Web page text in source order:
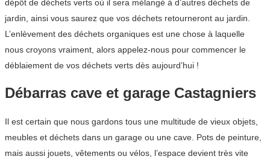
dépôt de déchets verts où il sera mélangé à d’autres déchets de
jardin, ainsi vous saurez que vos déchets retourneront au jardin.
L’enlèvement des déchets organiques est une chose à laquelle
nous croyons vraiment, alors appelez-nous pour commencer le
déblaiement de vos déchets verts dès aujourd’hui !
Débarras cave et garage Castagniers
Il est certain que nous gardons tous une multitude de vieux objets,
meubles et déchets dans un garage ou une cave. Pots de peinture,
mais aussi jouets, vêtements ou vélos, l’espace devient très vite